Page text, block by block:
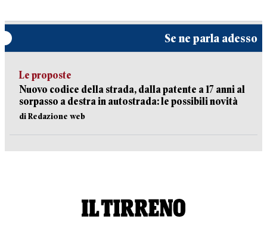
Se ne parla adesso
Le proposte
Nuovo codice della strada, dalla patente a 17 anni al
sorpasso a destra in autostrada: le possibili novità
di Redazione web